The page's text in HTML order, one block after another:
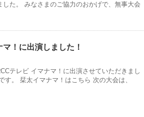
た。 みなさまのご協力のおかげで、無事大会
！に出演しました！
テレビ イマナマ！に出演させていただきまし
す。 栞太イマナマ！はこちら 次の大会は、